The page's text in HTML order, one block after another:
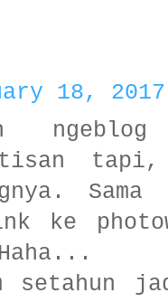
18,
tapi,
ke
setahun